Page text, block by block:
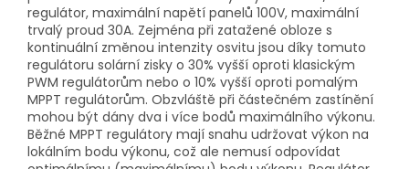
regulátor, maximální napětí panelů 100V, maximální
trvalý proud 30A. Zejména při zatažené obloze s
kontinuální změnou intenzity osvitu jsou díky tomuto
regulátoru solární zisky o 30% vyšší oproti klasickým
PWM regulátorům nebo o 10% vyšší oproti pomalým
MPPT regulátorům. Obzvláště při částečném zastínění
mohou být dány dva i více bodů maximálního výkonu.
Běžné MPPT regulátory mají snahu udržovat výkon na
lokálním bodu výkonu, což ale nemusí odpovídat